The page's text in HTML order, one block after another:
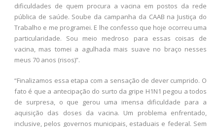
dificuldades de quem procura a vacina em postos da rede
pública de saúde. Soube da campanha da CAAB na Justiça do
Trabalho e me programei. E lhe confesso que hoje ocorreu uma
particularidade. Sou meio medroso para essas coisas de
vacina, mas tomei a agulhada mais suave no braço nesses
meus 70 anos (risos)”.
“Finalizamos essa etapa com a sensação de dever cumprido. O
fato é que a antecipação do surto da gripe H1N1 pegou a todos
de surpresa, o que gerou uma imensa dificuldade para a
aquisição das doses da vacina. Um problema enfrentado,
inclusive, pelos governos municipais, estaduais e federal. Sem